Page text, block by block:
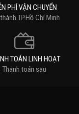
PHÍ VẬN CHUYỂN
TP.Hồ Chí Minh
TOÁN LINH HOẠT
Thanh toán sau